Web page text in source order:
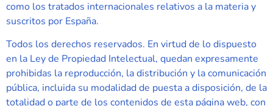
como los tratados internacionales relativos a la materia y
suscritos por España.
Todos los derechos reservados. En virtud de lo dispuesto
en la Ley de Propiedad Intelectual, quedan expresamente
prohibidas la reproducción, la distribución y la comunicación
pública, incluida su modalidad de puesta a disposición, de la
totalidad o parte de los contenidos de esta página web, con